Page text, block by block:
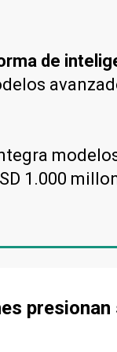
de
1.000
presionan